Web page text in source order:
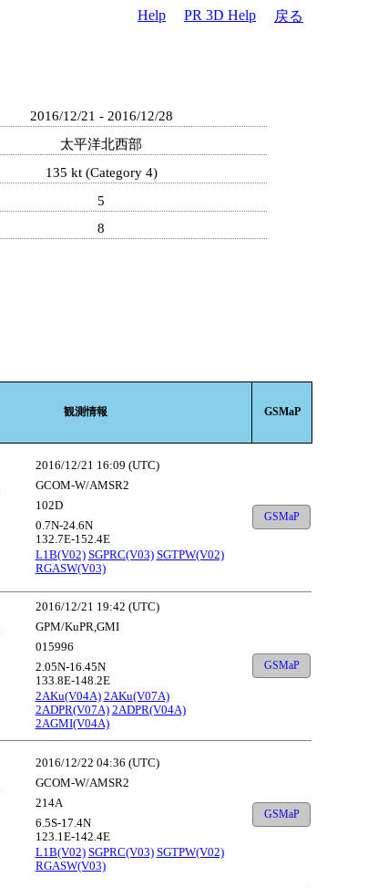
Help PR 3D Help 戻る
2016/12/21 - 2016/12/28
太平洋北西部
135 kt (Category 4)
5
8
観測情報 GSMaP
2016/12/21 16:09 (UTC)
GCOM-W/AMSR2
102D
0.7N-24.6N
132.7E-152.4E
L1B(V02) SGPRC(V03) SGTPW(V02)
RGASW(V03)
GSMaP
2016/12/21 19:42 (UTC)
GPM/KuPR,GMI
015996
2.05N-16.45N
133.8E-148.2E
2AKu(V04A) 2AKu(V07A)
2ADPR(V07A) 2ADPR(V04A)
2AGMI(V04A)
GSMaP
2016/12/22 04:36 (UTC)
GCOM-W/AMSR2
214A
6.5S-17.4N
123.1E-142.4E
L1B(V02) SGPRC(V03) SGTPW(V02)
RGASW(V03)
GSMaP